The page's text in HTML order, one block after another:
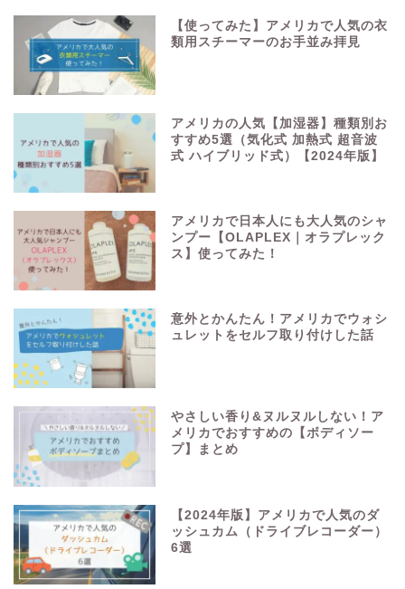
【使ってみた】アメリカで人気の衣
類用スチーマーのお手並み拝見
アメリカの人気【加湿器】種類別お
すすめ5選（気化式 加熱式 超音波
式 ハイブリッド式）【2024年版】
アメリカで日本人にも大人気のシャ
ンプー【OLAPLEX｜オラプレック
ス】使ってみた！
意外とかんたん！アメリカでウォシ
ュレットをセルフ取り付けした話
やさしい香り&ヌルヌルしない！ア
メリカでおすすめの【ボディソー
プ】まとめ
【2024年版】アメリカで人気のダ
ッシュカム（ドライブレコーダー）
6選